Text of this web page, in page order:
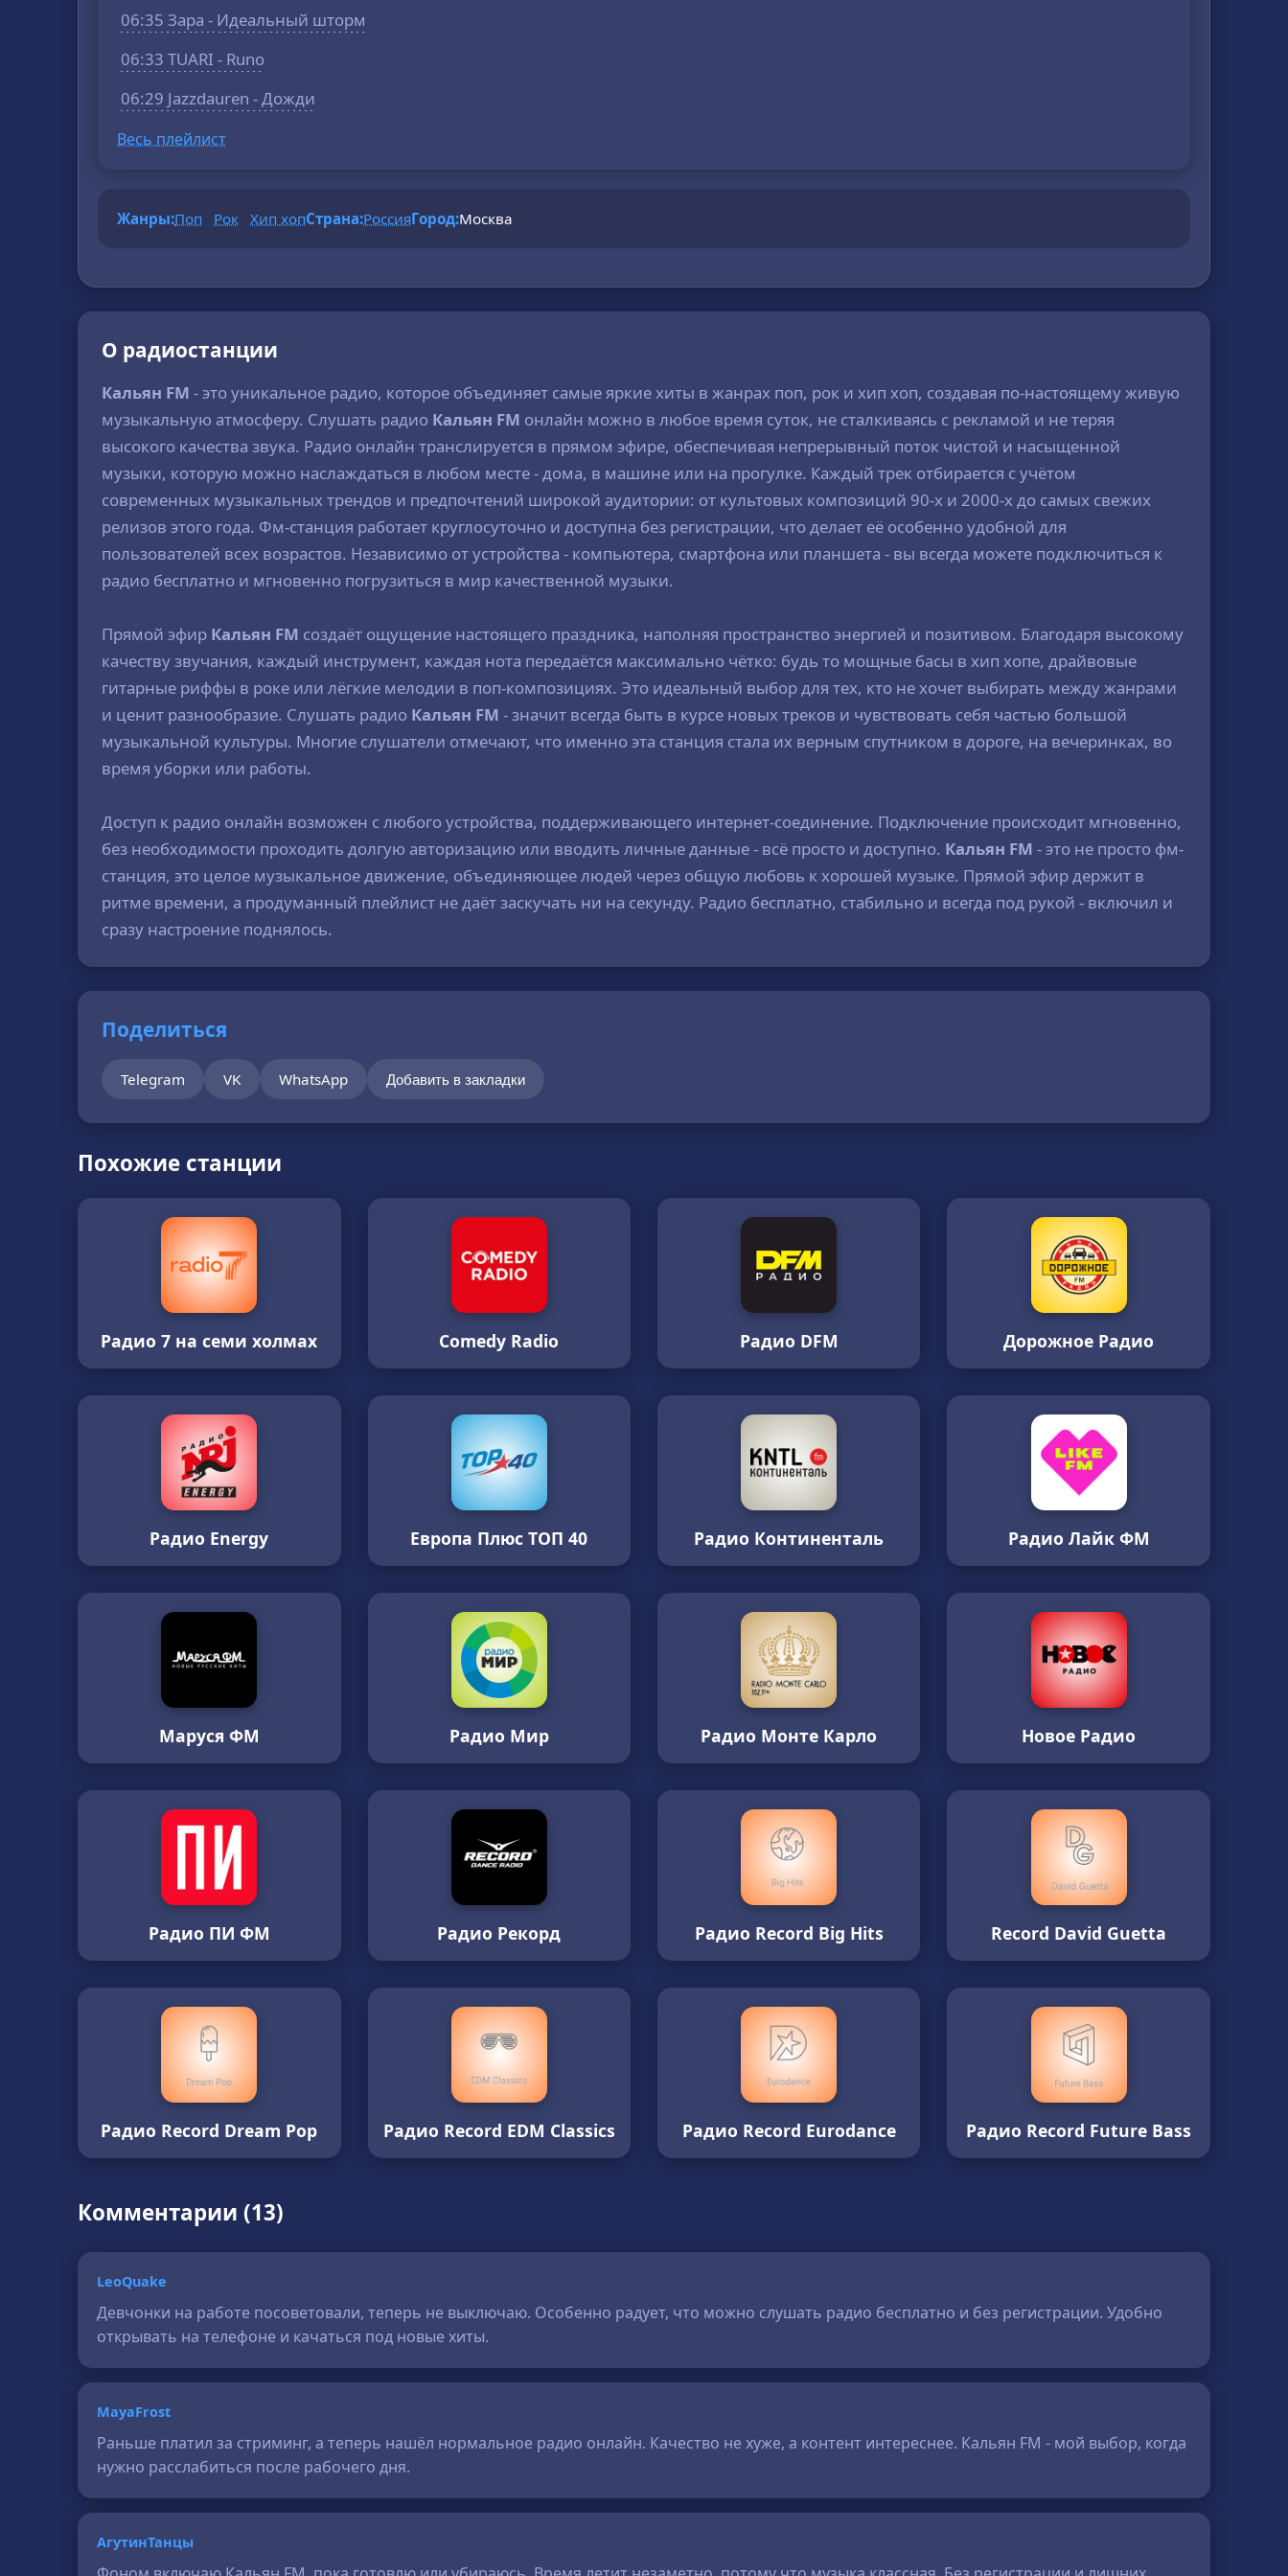
06:35 Зара - Идеальный шторм
06:33 TUARI - Runo
06:29 Jazzdauren - Дожди
Весь плейлист
Жанры:Поп Рок Хип хопСтрана:РоссияГород:Москва
О радиостанции
Кальян FM - это уникальное радио, которое объединяет самые яркие хиты в жанрах поп, рок и хип хоп, создавая по-настоящему живую
музыкальную атмосферу. Слушать радио Кальян FM онлайн можно в любое время суток, не сталкиваясь с рекламой и не теряя
высокого качества звука. Радио онлайн транслируется в прямом эфире, обеспечивая непрерывный поток чистой и насыщенной
музыки, которую можно наслаждаться в любом месте - дома, в машине или на прогулке. Каждый трек отбирается с учётом
современных музыкальных трендов и предпочтений широкой аудитории: от культовых композиций 90-х и 2000-х до самых свежих
релизов этого года. Фм-станция работает круглосуточно и доступна без регистрации, что делает её особенно удобной для
пользователей всех возрастов. Независимо от устройства - компьютера, смартфона или планшета - вы всегда можете подключиться к
радио бесплатно и мгновенно погрузиться в мир качественной музыки.
Прямой эфир Кальян FM создаёт ощущение настоящего праздника, наполняя пространство энергией и позитивом. Благодаря высокому
качеству звучания, каждый инструмент, каждая нота передаётся максимально чётко: будь то мощные басы в хип хопе, драйвовые
гитарные риффы в роке или лёгкие мелодии в поп-композициях. Это идеальный выбор для тех, кто не хочет выбирать между жанрами
и ценит разнообразие. Слушать радио Кальян FM - значит всегда быть в курсе новых треков и чувствовать себя частью большой
музыкальной культуры. Многие слушатели отмечают, что именно эта станция стала их верным спутником в дороге, на вечеринках, во
время уборки или работы.
Доступ к радио онлайн возможен с любого устройства, поддерживающего интернет-соединение. Подключение происходит мгновенно,
без необходимости проходить долгую авторизацию или вводить личные данные - всё просто и доступно. Кальян FM - это не просто фм-
станция, это целое музыкальное движение, объединяющее людей через общую любовь к хорошей музыке. Прямой эфир держит в
ритме времени, а продуманный плейлист не даёт заскучать ни на секунду. Радио бесплатно, стабильно и всегда под рукой - включил и
сразу настроение поднялось.
Поделиться
Telegram VK WhatsApp Добавить в закладки
Похожие станции
Радио 7 на семи холмах Comedy Radio Радио DFM Дорожное Радио
Радио Energy Европа Плюс ТОП 40 Радио Континенталь Радио Лайк ФМ
Маруся ФМ Радио Мир Радио Монте Карло Новое Радио
Радио ПИ ФМ Радио Рекорд Радио Record Big Hits Record David Guetta
Радио Record Dream Pop Радио Record EDM Classics Радио Record Eurodance Радио Record Future Bass
Комментарии (13)
LeoQuake
Девчонки на работе посоветовали, теперь не выключаю. Особенно радует, что можно слушать радио бесплатно и без регистрации. Удобно
открывать на телефоне и качаться под новые хиты.
MayaFrost
Раньше платил за стриминг, а теперь нашёл нормальное радио онлайн. Качество не хуже, а контент интереснее. Кальян FM - мой выбор, когда
нужно расслабиться после рабочего дня.
АгутинТанцы